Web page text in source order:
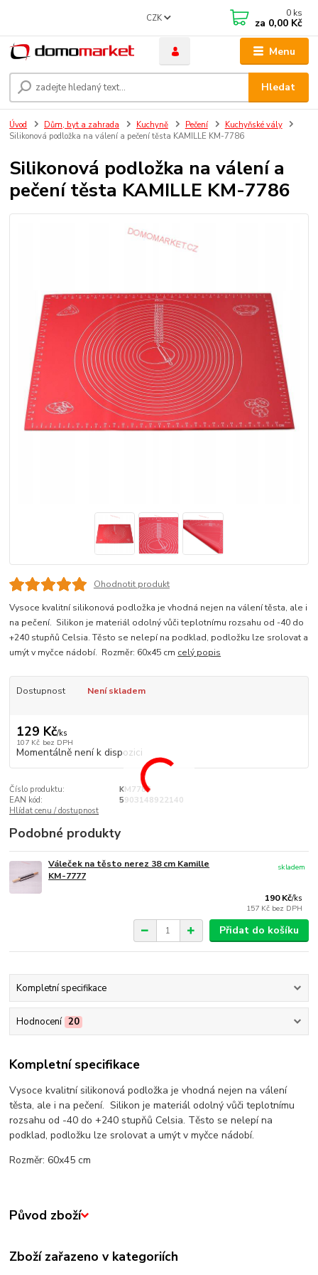
Menu
CZK
Hledat
0 ks
za 0,00 Kč
Úvod Dům, byt a zahrada Kuchyně Pečení
Kuchyňské vály
Silikonová podložka na válení a pečení těsta KAMILLE KM-7786
Silikonová podložka na válení a
pečení těsta KAMILLE KM-7786
Ohodnotit produkt
Vysoce kvalitní silikonová podložka je vhodná nejen na válení těsta, ale i
na pečení. Silikon je materiál odolný vůči teplotnímu rozsahu od -40 do
+240 stupňů Celsia. Těsto se nelepí na podklad, podložku lze srolovat a
umýt v myčce nádobí. Rozměr: 60x45 cm celý popis
Dostupnost Není skladem
129 Kč/ks
107 Kč bez DPH
Momentálně není k dispozici
Číslo produktu:
KM7786
EAN kód:
5903148922140
Hlídat cenu / dostupnost
Podobné produkty
Váleček na těsto nerez 38 cm Kamille
KM-7777
190 Kč/ks
157 Kč bez DPH
skladem
Přidat do košíku
Kompletní specifikace
Hodnocení 20
Kompletní specifikace
Vysoce kvalitní silikonová podložka je vhodná nejen na válení
těsta, ale i na pečení. Silikon je materiál odolný vůči teplotnímu
rozsahu od -40 do +240 stupňů Celsia. Těsto se nelepí na
podklad, podložku lze srolovat a umýt v myčce nádobí.
Rozměr: 60x45 cm
Původ zboží
Zboží zařazeno v kategoriích